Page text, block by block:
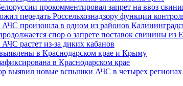
прокомментировал запрет на ввоз
передать Россельхознадзору функции
произошла в одном из районов
спор о запрете поставок свинины из
растет из-за диких кабанов
в Краснодарском крае и Крыму
в Краснодарском крае
выявил новые вспышки АЧС в четырех регионах